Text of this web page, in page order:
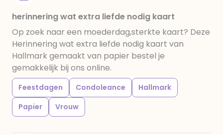
herinnering wat extra liefde nodig kaart
Op zoek naar een moederdag,sterkte kaart? Deze
Herinnering wat extra liefde nodig kaart van
Hallmark gemaakt van papier bestel je
gemakkelijk bij ons online.
Feestdagen Condoleance
Hallmark
Papier
Vrouw